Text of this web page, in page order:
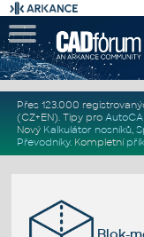
Přes 123.000
(CZ+EN). Tipy pro
Nový Kalkulátor nosníků,
Převodníky. Kompletní